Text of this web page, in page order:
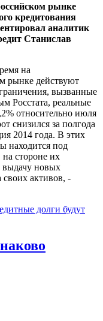
рынке
кредитования
аналитик
Станислав
на
рынке действуют
вызванные
Росстата, реальные
относительно июля
снизился за полгода
2014 года. В этих
находится под
стороне их
новых
своих активов, -
долги будут